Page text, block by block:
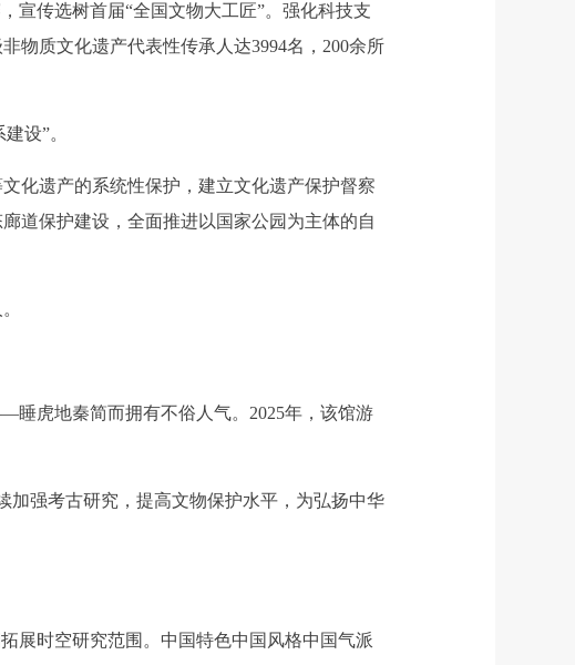
传选树首届“全国文物大工匠”。强化科技支
物质文化遗产代表性传承人达3994名，200余所
设”。
遗产的系统性保护，建立文化遗产保护督察
道保护建设，全面推进以国家公园为主体的自
虎地秦简而拥有不俗人气。2025年，该馆游
强考古研究，提高文物保护水平，为弘扬中华
时空研究范围。中国特色中国风格中国气派